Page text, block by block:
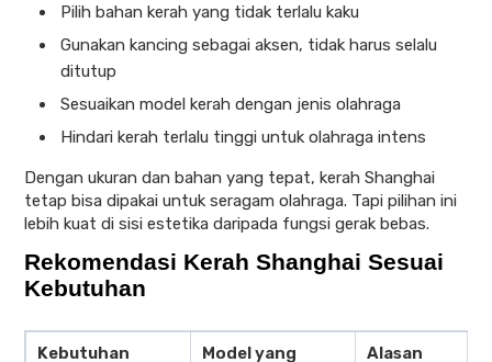
Pilih bahan kerah yang tidak terlalu kaku
Gunakan kancing sebagai aksen, tidak harus selalu
ditutup
Sesuaikan model kerah dengan jenis olahraga
Hindari kerah terlalu tinggi untuk olahraga intens
Dengan ukuran dan bahan yang tepat, kerah Shanghai
tetap bisa dipakai untuk seragam olahraga. Tapi pilihan ini
lebih kuat di sisi estetika daripada fungsi gerak bebas.
Rekomendasi Kerah Shanghai Sesuai
Kebutuhan
Kebutuhan
Model yang
Alasan